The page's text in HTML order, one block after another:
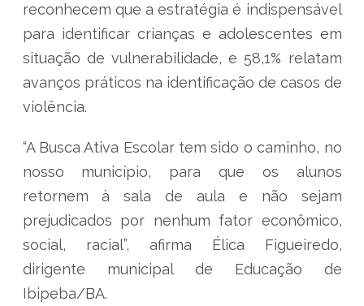
reconhecem que a estratégia é indispensável
para identificar crianças e adolescentes em
situação de vulnerabilidade, e 58,1% relatam
avanços práticos na identificação de casos de
violência.
“A Busca Ativa Escolar tem sido o caminho, no
nosso município, para que os alunos
retornem à sala de aula e não sejam
prejudicados por nenhum fator econômico,
social, racial”, afirma Élica Figueiredo,
dirigente municipal de Educação de
Ibipeba/BA.